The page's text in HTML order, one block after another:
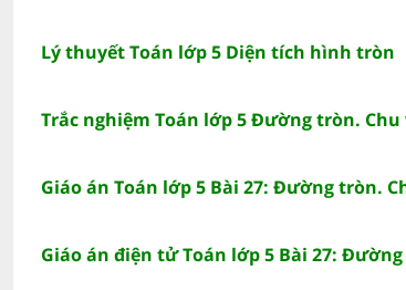
Lý thuyết Toán lớp 5 Diện tích hình tròn
Trắc nghiệm Toán lớp 5 Đường tròn.
Giáo án Toán lớp 5 Bài 27: Đường tròn.
Giáo án điện tử Toán lớp 5 Bài 27: